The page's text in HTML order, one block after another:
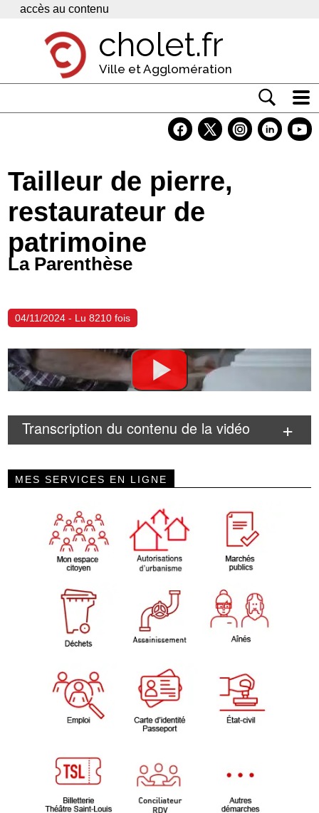
Panneau de gestion des cookies
accès au contenu
cholet.fr
Ville et Agglomération
Economie
Services
Contacts
Tailleur de pierre,
restaurateur de
patrimoine
La Parenthèse
04/11/2024 - Lu 8210 fois
Transcription du contenu de la vidéo
MES SERVICES EN LIGNE